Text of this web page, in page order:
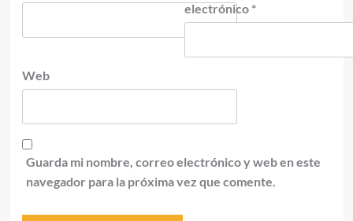
electrónico *
Web
Guarda mi nombre, correo electrónico y web en este
navegador para la próxima vez que comente.